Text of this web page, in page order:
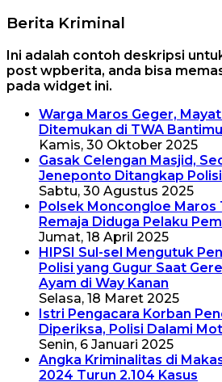
Berita Kriminal
Ini adalah contoh deskripsi
post wpberita, anda bisa
pada widget ini.
Warga Maros Geger,
Ditemukan di TWA
Kamis, 30 Oktober 2025
Gasak Celengan Masjid,
Jeneponto Ditangkap Polisi
Sabtu, 30 Agustus 2025
Polsek Moncongloe Maros
Remaja Diduga Pelaku
Jumat, 18 April 2025
HIPSI Sul-sel Mengutuk
Polisi yang Gugur Saat
Ayam di Way Kanan
Selasa, 18 Maret 2025
Istri Pengacara Korban
Diperiksa, Polisi Dalami
Senin, 6 Januari 2025
Angka Kriminalitas di
2024 Turun 2.104 Kasus